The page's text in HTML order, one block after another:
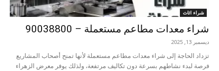
شراء اثاث
شراء معدات مطاعم مستعملة – 90038800
ديسمبر 13, 2025
تزداد الحاجة إلى شراء معدات مطاعم مستعملة لأنها تمنح أصحاب المشاريع
فرصة لبدء نشاطهم بسرعة دون تكاليف مرتفعة، ولذلك يوفر معرض الزهراء